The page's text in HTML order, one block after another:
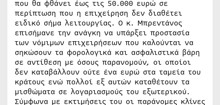
που θα φθάνει έως τις 50.000 ευρώ σε
περίπτωση που η επιχείρηση δεν διαθέτει
ειδικό σήμα λειτουργίας. Ο κ. Μπρεντάνος
επισήμανε την ανάγκη να υπάρξει προστασία
των νόμιμων επιχειρήσεων που καλούνται να
σηκώσουν τα φορολογικά και ασφαλιστικά βάρη
σε αντίθεση με όσους παρανομούν, οι οποίοι
δεν καταβάλλουν ούτε ένα ευρώ στα ταμεία του
κράτους ενώ πολλοί εξ αυτών καταθέτουν τα
μισθώματα σε λογαριασμούς του εξωτερικού.
Σύμφωνα με εκτιμήσεις του οι παράνομες κλίνες